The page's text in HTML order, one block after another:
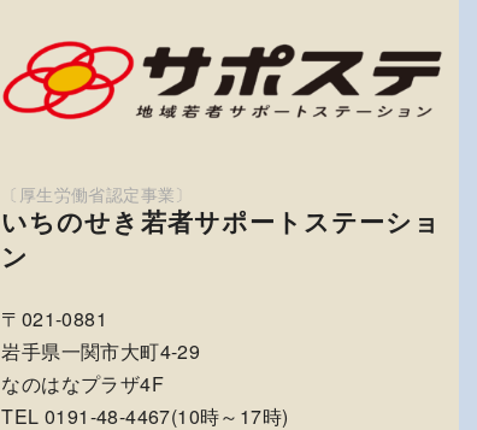
いちのせき若者サポートステーショ
ン
〒021-0881
岩手県一関市大町4-29
なのはなプラザ4F
TEL 0191-48-4467(10時～17時)